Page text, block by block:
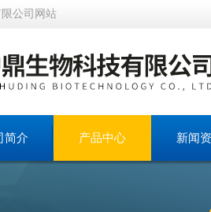
公司网站
简介 产品中心 新闻